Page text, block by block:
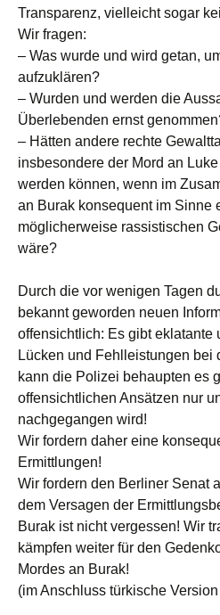
Transparenz, vielleicht sogar
Wir fragen:
– Was wurde und wird getan,
aufzuklären?
– Wurden und werden die
Überlebenden ernst
– Hätten andere rechte
insbesondere der Mord an
werden können, wenn im
an Burak konsequent im Sinne
möglicherweise rassistischen
wäre?
Durch die vor wenigen Tagen
bekannt geworden neuen
offensichtlich: Es gibt eklatante
Lücken und Fehlleistungen bei
kann die Polizei behaupten es
offensichtlichen Ansätzen nur
nachgegangen wird!
Wir fordern daher eine
Ermittlungen!
Wir fordern den Berliner Senat
dem Versagen der
Burak ist nicht vergessen! Wir
kämpfen weiter für den
Mordes an Burak!
(im Anschluss türkische